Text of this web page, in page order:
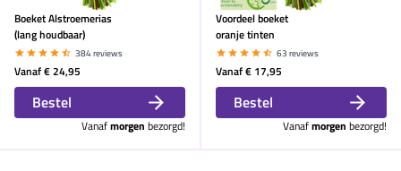
Boeket Alstroemerias
(lang houdbaar)
384 reviews
Vanaf€ 24,95
Bestel
Vanafmorgen bezorgd!
Voordeel boeket
oranje tinten
63 reviews
Vanaf€ 17,95
Bestel
Vanafmorgen bezorgd!